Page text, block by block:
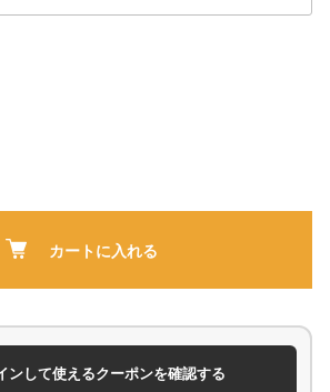
カートに入れる
ンして使えるクーポンを確認する